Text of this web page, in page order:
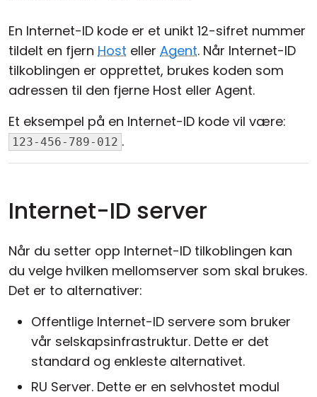
En Internet-ID kode er et unikt 12-sifret nummer
tildelt en fjern Host eller Agent. Når Internet-ID
tilkoblingen er opprettet, brukes koden som
adressen til den fjerne Host eller Agent.
Et eksempel på en Internet-ID kode vil være:
123-456-789-012 .
Internet-ID server
Når du setter opp Internet-ID tilkoblingen kan
du velge hvilken mellomserver som skal brukes.
Det er to alternativer:
Offentlige Internet-ID servere som bruker
vår selskapsinfrastruktur. Dette er det
standard og enkleste alternativet.
RU Server. Dette er en selvhostet modul